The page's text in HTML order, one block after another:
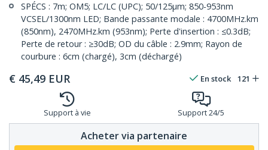
SPÉCS : 7m; OM5; LC/LC (UPC); 50/125µm; 850-953nm
VCSEL/1300nm LED; Bande passante modale : 4700MHz.km
(850nm), 2470MHz.km (953nm); Perte d'insertion : ≤0.3dB;
Perte de retour : ≥30dB; OD du câble : 2.9mm; Rayon de
courbure : 6cm (chargé), 3cm (déchargé)
€ 45,49 EUR En stock 121
Support à vie Support 24/5
Acheter via partenaire